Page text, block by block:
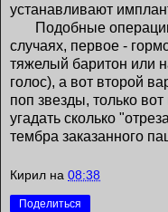
устанавливают
Подобные операции
случаях, первое -
тяжелый баритон или
голос), а вот второй
поп звезды, только вот
угадать сколько
тембра заказанного
Кирил на 08:38
Поделиться